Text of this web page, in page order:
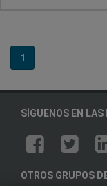
1
SÍGUENOS EN LAS
OTROS GRUPOS